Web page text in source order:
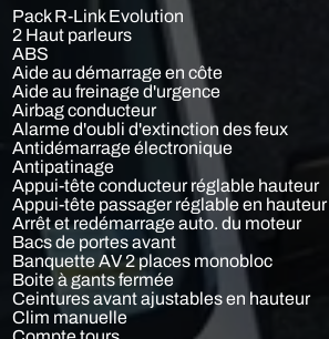
Pack R-Link Evolution
2 Haut parleurs
ABS
Aide au démarrage en côte
Aide au freinage d'urgence
Airbag conducteur
Alarme d'oubli d'extinction des feux
Antidémarrage électronique
Antipatinage
Appui-tête conducteur réglable hauteur
Appui-tête passager réglable en hauteur
Arrêt et redémarrage auto. du moteur
Bacs de portes avant
Banquette AV 2 places monobloc
Boite à gants fermée
Ceintures avant ajustables en hauteur
Clim manuelle